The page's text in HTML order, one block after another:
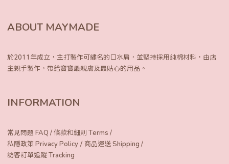
ABOUT MAYMADE
於2011年成立，主打製作可繡名的口水肩， 並堅持採用純棉材料，由店
主親手製作， 帶給寶寶最親膚及最貼心的用品。
INFORMATION
常見問題 FAQ /條款和細則 Terms /
私隱政策 Privacy Policy / 商品運送 Shipping /
訪客訂單追蹤 Tracking